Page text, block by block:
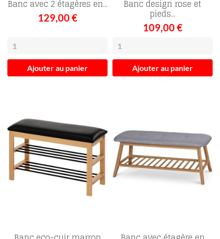
Banc avec 2 étagères en...
129,00 €
Ajouter au panier
Banc design rose et
pieds...
109,00 €
Ajouter au panier